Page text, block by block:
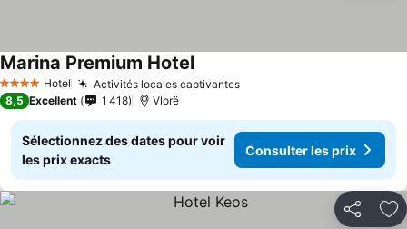
4 Étoiles Hotel Activités locales captivantes
Marina Premium Hotel
8,5 Excellent 1 418 Vlorë
Sélectionnez des dates pour voir
les prix exacts
Consulter les prix
Partager